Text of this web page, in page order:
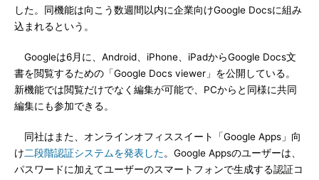
した。同機能は向こう数週間以内に企業向けGoogle Docsに組み
込まれるという。
Googleは6月に、Android、iPhone、iPadからGoogle Docs文
書を閲覧するための「Google Docs viewer」を公開している。
新機能では閲覧だけでなく編集が可能で、PCからと同様に共同
編集にも参加できる。
同社はまた、オンラインオフィススイート「Google Apps」向
け二段階認証システムを発表した。Google Appsのユーザーは、
パスワードに加えてユーザーのスマートフォンで生成する認証コ